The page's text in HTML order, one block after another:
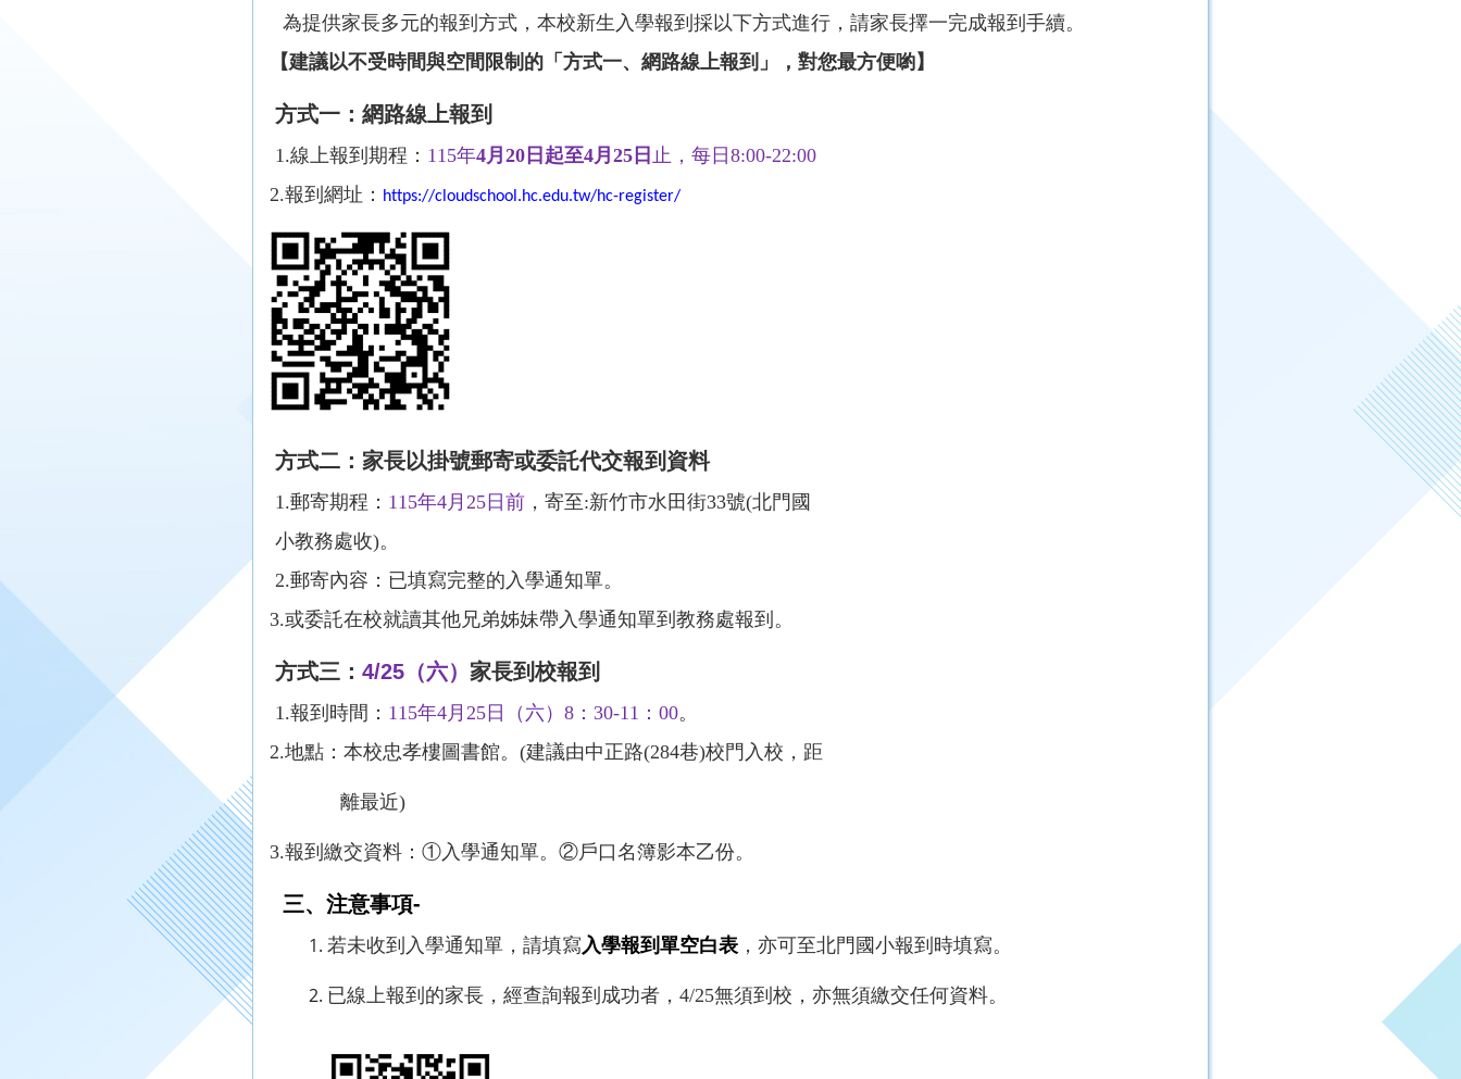
為提供家長多元的報到方式，本校新生入學報到採以下方式進行，請家長擇一完成報到手續。
【建議以不受時間與空間限制的「方式一、網路線上報到」，對您最方便喲】
方式一： 網路線上報到
1.線上報到期程： 115年4月 20 日起至4月 25 日 止，每日 8:00-22:00
2.報到網址： https://cloudschool.hc.edu.tw/hc-register/
方式二：家長以掛號郵寄或委託代交報到資料
1.郵寄期程： 115年4月 25 日前 ，寄至:新竹市水田街33號(北門國
小教務處收)。
2.郵寄內容：已填寫完整的入學通知單。
3.或委託在校就讀其他兄弟姊妹帶入學通知單到教務處報到。
方式三： 4/25 （六） 家長到校報到
1.報到時間： 115年4月 25 日（六） 8 ： 30-11 ： 00。
2.地點：本校忠孝樓圖書館。 (建議由中正路(284巷)校門入校，距
離最近)
3.報到繳交資料： ①入學通知單。 ②戶口名簿影本乙份。
三、注意事項-
若未收到入學通知單，請填寫入學報到單空白表 ，亦可至北門國小報到時填寫。
已線上報到的家長，經查詢報到成功者， 4/25無須到校，亦無須繳交任何資料。